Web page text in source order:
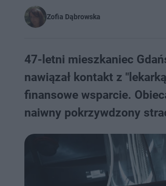
Zofia Dąbrowska
47-letni mieszkaniec
nawiązał kontakt z
finansowe wsparcie.
naiwny pokrzywdzony